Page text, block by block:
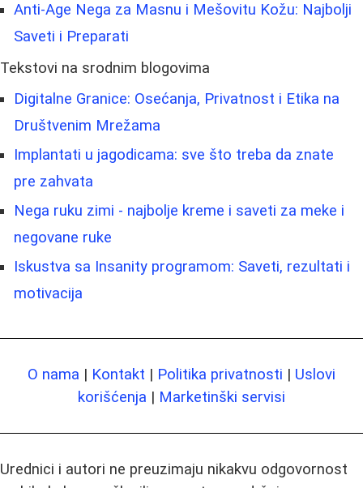
Anti-Age Nega za Masnu i Mešovitu Kožu: Najbolji
Saveti i Preparati
Tekstovi na srodnim blogovima
Digitalne Granice: Osećanja, Privatnost i Etika na
Društvenim Mrežama
Implantati u jagodicama: sve što treba da znate
pre zahvata
Nega ruku zimi - najbolje kreme i saveti za meke i
negovane ruke
Iskustva sa Insanity programom: Saveti, rezultati i
motivacija
O nama | Kontakt | Politika privatnosti | Uslovi
korišćenja | Marketinški servisi
Urednici i autori ne preuzimaju nikakvu odgovornost